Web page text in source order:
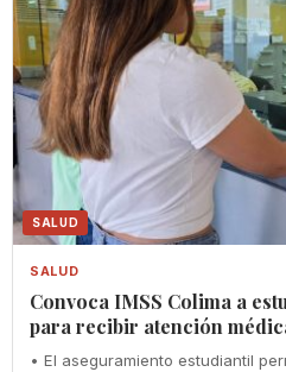
SALUD
SALUD
Convoca IMSS Colima a
para recibir atención
• El aseguramiento estudiantil